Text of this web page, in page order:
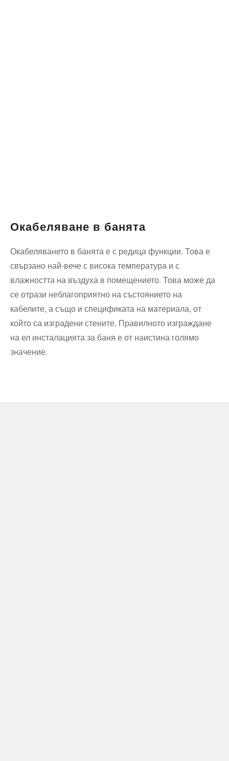
Окабеляване в банята
Окабеляването в банята е с редица функции. Това е
свързано най-вече с висока температура и с
влажността на въздуха в помещението. Това може да
се отрази неблагоприятно на състоянието на
кабелите, а също и спецификата на материала, от
който са изградени стените. Правилното изграждане
на ел инсталацията за баня е от наистина голямо
значение.